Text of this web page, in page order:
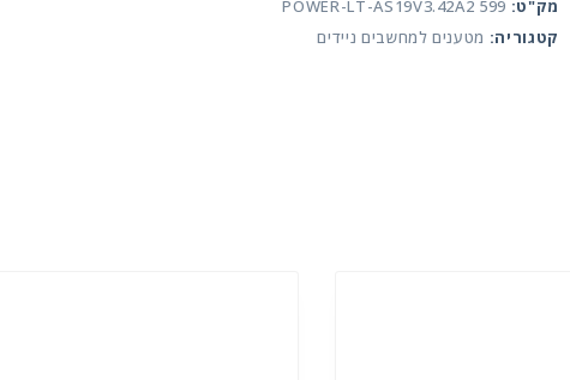
DC4.0X1.35HOLE
מק"ט: POWER-LT-AS19V3.42A2 599
קטגוריה: מטענים למחשבים ניידים